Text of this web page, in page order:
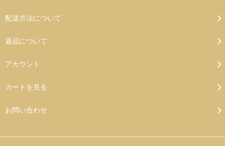
配送方法について
返品について
アカウント
カートを見る
お問い合わせ